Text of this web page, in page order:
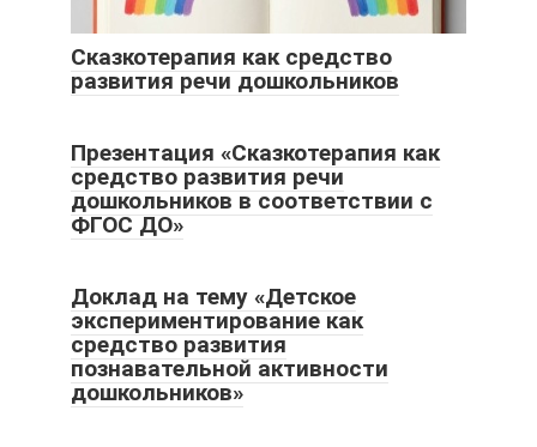
Сказкотерапия как средство
развития речи дошкольников
Презентация «Сказкотерапия как
средство развития речи
дошкольников в соответствии с
ФГОС ДО»
Доклад на тему «Детское
экспериментирование как
средство развития
познавательной активности
дошкольников»